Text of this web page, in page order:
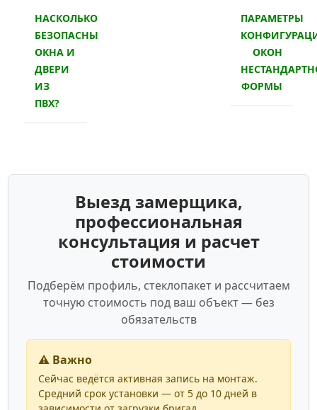
НАСКОЛЬКО
БЕЗОПАСНЫ
ОКНА И
ДВЕРИ
ИЗ
ПВХ?
ПАРАМЕТРЫ
ОКОН
ФОРМЫ
Выезд замерщика,
профессиональная
консультация и расчет
стоимости
Подберём профиль, стеклопакет и рассчитаем
точную стоимость под ваш объект — без
обязательств
⚠️ Важно
Сейчас ведётся активная запись на монтаж.
Средний срок установки — от 5 до 10 дней в